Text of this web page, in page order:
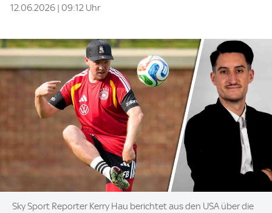
12.06.2026 | 09:12 Uhr
Image:
Sky Sport Reporter Kerry Hau berichtet aus den USA über die